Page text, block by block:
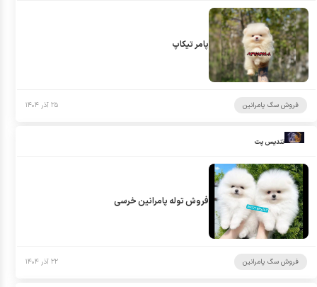
پامر تیکاپ
فروش سگ پامرانین ۲۵ آذر ۱۴۰۴
تندیس پت
فروش توله پامرانین خرسی
فروش سگ پامرانین ۲۲ آذر ۱۴۰۴